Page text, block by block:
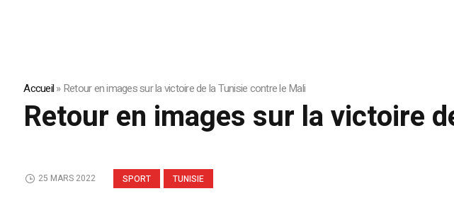
Accueil»Retour en images sur la victoire de la Tunisie contre le Mali
Retour en images sur la victoire
SPORT TUNISIE
25 MARS 2022